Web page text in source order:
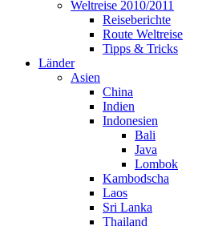
Weltreise 2010/2011
Reiseberichte
Route Weltreise
Tipps & Tricks
Länder
Asien
China
Indien
Indonesien
Bali
Java
Lombok
Kambodscha
Laos
Sri Lanka
Thailand